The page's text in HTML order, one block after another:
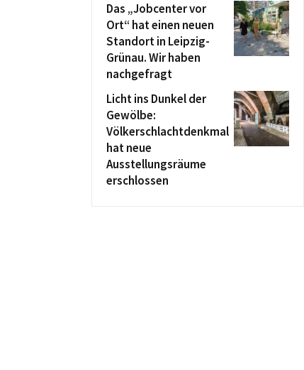
Das „Jobcenter vor
Ort“ hat einen neuen
Standort in Leipzig-
Grünau. Wir haben
nachgefragt
Licht ins Dunkel der
Gewölbe:
Völkerschlachtdenkmal
hat neue
Ausstellungsräume
erschlossen